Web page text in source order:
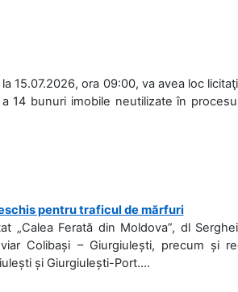
15.07.2026, ora 09:00, va avea loc
14 bunuri imobile neutilizate în
pentru traficul de mărfuri
„Calea Ferată din Moldova”, dl
Colibași – Giurgiulești, precum și
și Giurgiulești-Port....